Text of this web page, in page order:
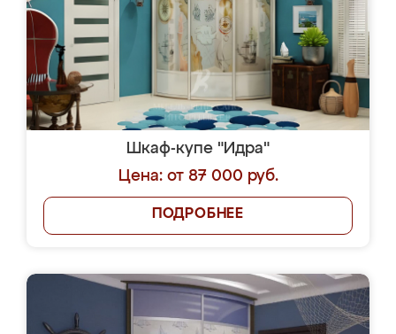
Шкаф-купе "Идра"
Цена: от 87 000 руб.
ПОДРОБНЕЕ